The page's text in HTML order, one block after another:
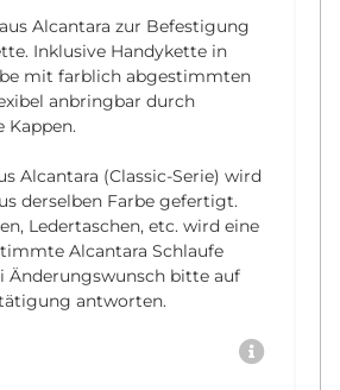
Alcantara zur Befestigung
Inklusive Handykette in
mit farblich abgestimmten
anbringbar durch
Kappen.
Alcantara (Classic-Serie) wird
derselben Farbe gefertigt.
Ledertaschen, etc. wird eine
Alcantara Schlaufe
Änderungswunsch bitte auf
antworten.